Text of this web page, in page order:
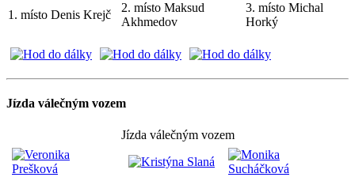
1. místo Denis Krejč
2. místo Maksud
Akhmedov
3. místo Michal
Horký
Jízda válečným vozem
Jízda válečným vozem